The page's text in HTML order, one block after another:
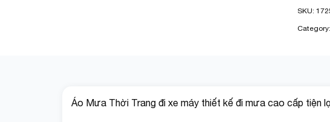
SKU:
Áo Mưa Thời Trang đi xe máy thiết kế đi mưa cao cấp tiện